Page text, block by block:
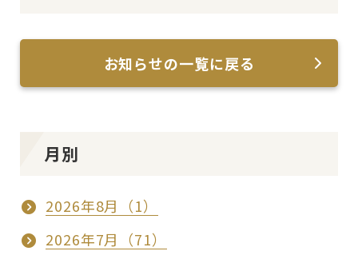
お知らせの一覧に戻る
月別
2026年8月（1）
2026年7月（71）